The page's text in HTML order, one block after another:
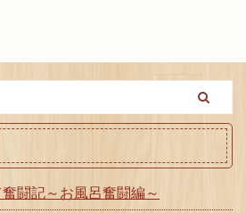
闘記～お風呂奮闘編～